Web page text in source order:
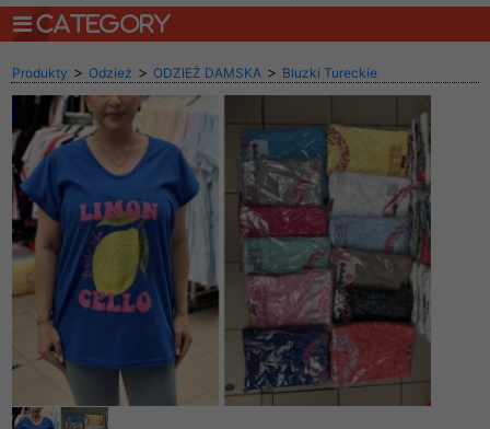
CATEGORY
Produkty > Odzież > ODZIEŻ DAMSKA > Bluzki Tureckie